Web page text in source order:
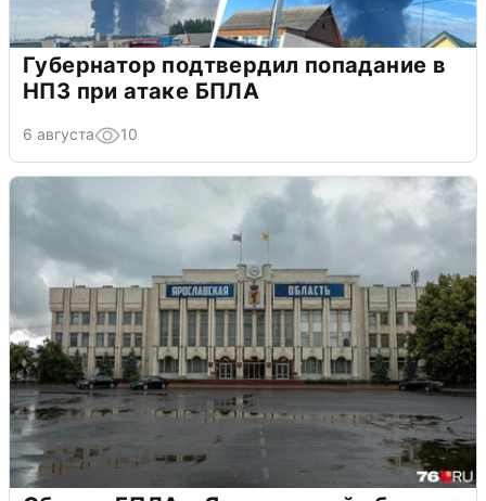
Губернатор подтвердил попадание в
НПЗ при атаке БПЛА
6 августа 10